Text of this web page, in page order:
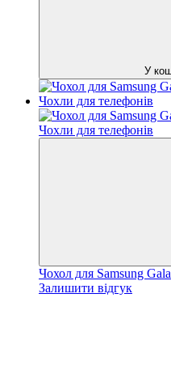
У
Чохол для Samsung
Залишити відгук